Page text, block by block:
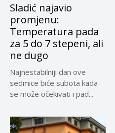
Sladić najavio
promjenu:
Temperatura pada
za 5 do 7 stepeni, ali
ne dugo
Najnestabilniji dan ove
sedmice biće subota kada
se može očekivati i pad...